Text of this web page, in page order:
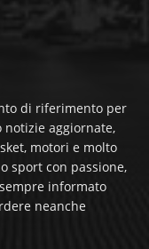
di riferimento per
aggiornate,
motori e molto
sport con passione,
informato
neanche